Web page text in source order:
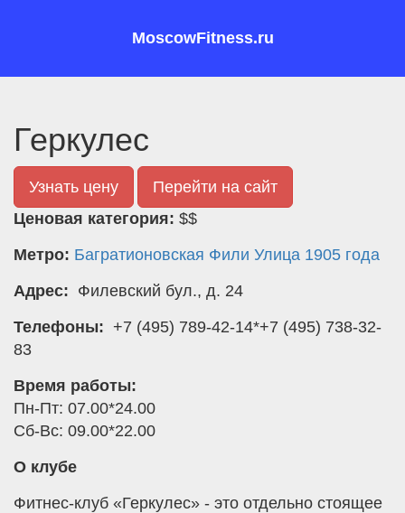
MoscowFitness.ru
Геркулес
Узнать цену
Перейти на сайт
Ценовая категория: $$
Метро: Багратионовская Фили Улица 1905 года
Адрес: Филевский бул., д. 24
Телефоны: +7 (495) 789-42-14*+7 (495) 738-32-
83
Время работы:
Пн-Пт: 07.00*24.00
Сб-Вс: 09.00*22.00
О клубе
Фитнес-клуб «Геркулес» - это отдельно стоящее